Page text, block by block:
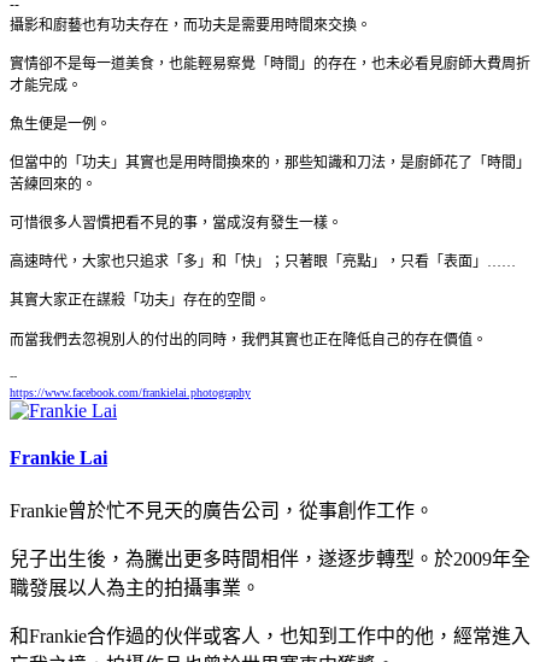
--
攝影和廚藝也有功夫存在，而功夫是需要用時間來交換。
實情卻不是每一道美食，也能輕易察覺「時間」的存在，也未必看見廚師大費周折
才能完成。
魚生便是一例。
但當中的「功夫」其實也是用時間換來的，那些知識和刀法，是廚師花了「時間」
苦練回來的。
可惜很多人習慣把看不見的事，當成沒有發生一樣。
高速時代，大家也只追求「多」和「快」；只著眼「亮點」，只看「表面」……
其實大家正在謀殺「功夫」存在的空間。
而當我們去忽視別人的付出的同時，我們其實也正在降低自己的存在價值。
--
https://www.facebook.com/frankielai.photography
Frankie Lai
Frankie曾於忙不見天的廣告公司，從事創作工作。
兒子出生後，為騰出更多時間相伴，遂逐步轉型。於2009年全
職發展以人為主的拍攝事業。
和Frankie合作過的伙伴或客人，也知到工作中的他，經常進入